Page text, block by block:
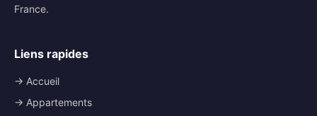
France.
Liens rapides
→ Accueil
→ Appartements